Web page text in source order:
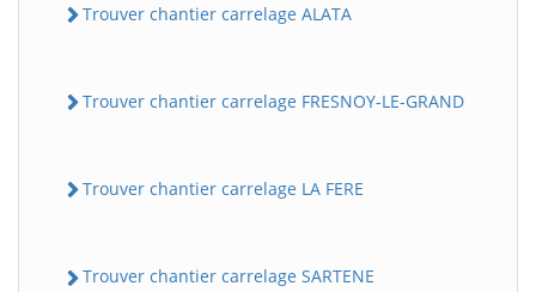
Trouver chantier carrelage ALATA
Trouver chantier carrelage FRESNOY-LE-GRAND
Trouver chantier carrelage LA FERE
Trouver chantier carrelage SARTENE